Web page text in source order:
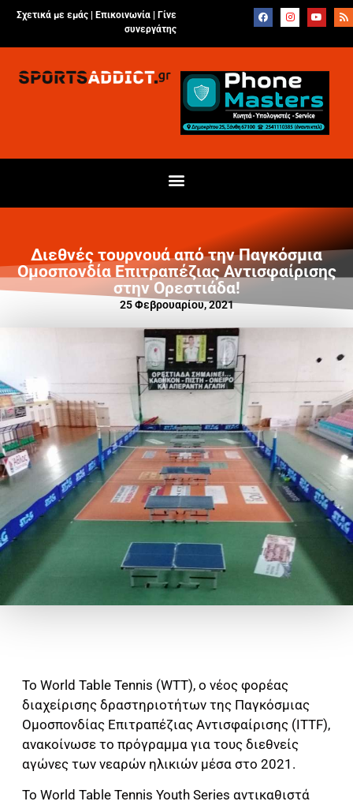
Σχετικά με εμάς | Επικοινωνία
Γίνε
συνεργάτης
Διεθνές τουρνουά από την Παγκόσμια
Ομοσπονδία Επιτραπέζιας Αντισφαίρισης
στην Ορεστιάδα!
25 Φεβρουαρίου, 2021
Το World Table Tennis (WTT), ο νέος φορέας
διαχείρισης δραστηριοτήτων της Παγκόσμιας
Ομοσπονδίας Επιτραπέζιας Αντισφαίρισης (ITTF),
ανακοίνωσε το πρόγραμμα για τους διεθνείς
αγώνες των νεαρών ηλικιών μέσα στο 2021.
Το World Table Tennis Youth Series αντικαθιστά